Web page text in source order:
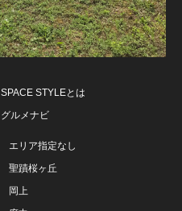
SPACE STYLEとは
グルメナビ
エリア指定なし
聖蹟桜ヶ丘
岡上